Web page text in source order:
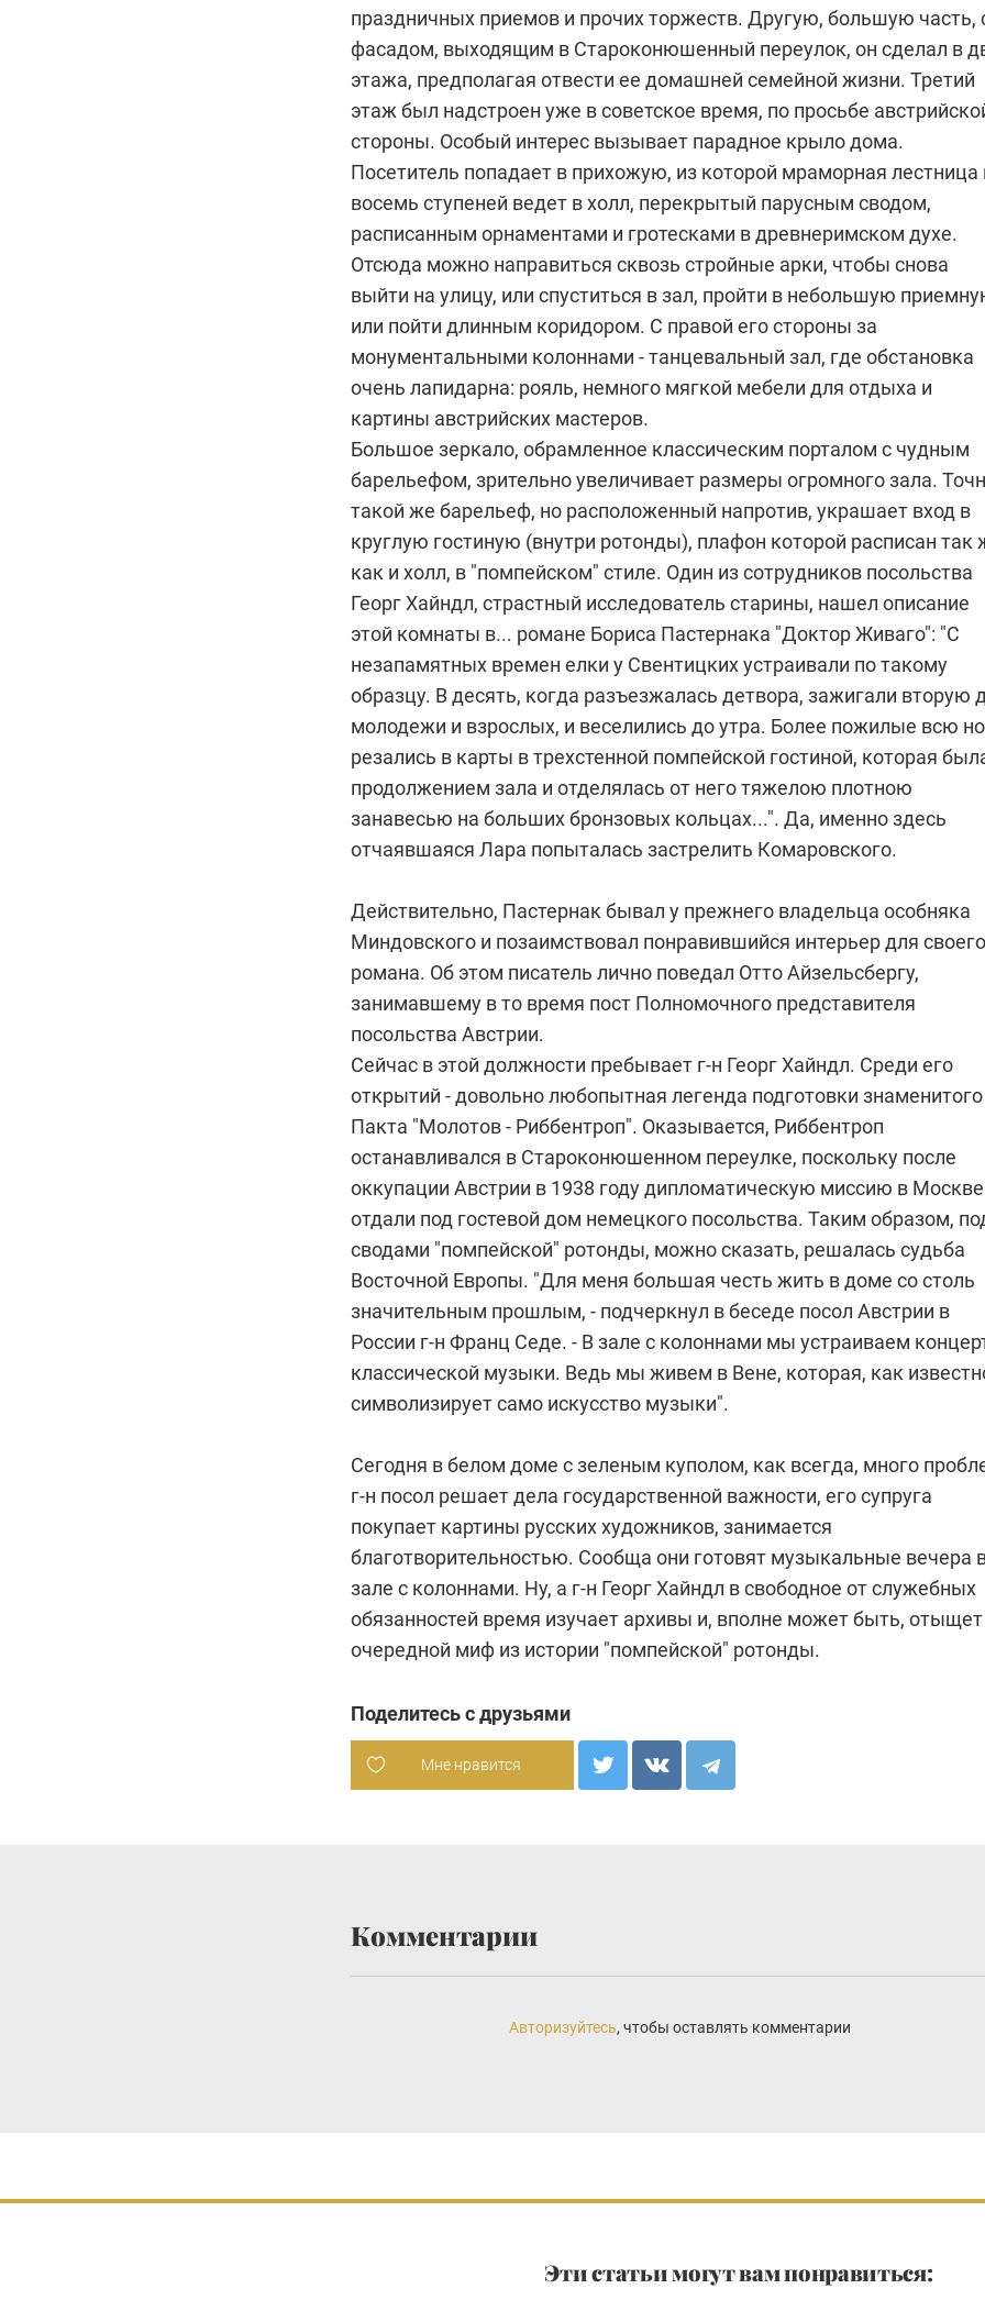
праздничных приемов и прочих торжеств. Другую, большую часть,
фасадом, выходящим в Староконюшенный переулок, он сделал в
этажа, предполагая отвести ее домашней семейной жизни. Третий
этаж был надстроен уже в советское время, по просьбе
стороны. Особый интерес вызывает парадное крыло дома.
Посетитель попадает в прихожую, из которой мраморная лестница
восемь ступеней ведет в холл, перекрытый парусным сводом,
расписанным орнаментами и гротесками в древнеримском духе.
Отсюда можно направиться сквозь стройные арки, чтобы снова
выйти на улицу, или спуститься в зал, пройти в небольшую
или пойти длинным коридором. С правой его стороны за
монументальными колоннами - танцевальный зал, где обстановка
очень лапидарна: рояль, немного мягкой мебели для отдыха и
картины австрийских мастеров.
Большое зеркало, обрамленное классическим порталом с чудным
барельефом, зрительно увеличивает размеры огромного зала.
такой же барельеф, но расположенный напротив, украшает вход в
круглую гостиную (внутри ротонды), плафон которой расписан так
как и холл, в "помпейском" стиле. Один из сотрудников посольства
Георг Хайндл, страстный исследователь старины, нашел описание
этой комнаты в... романе Бориса Пастернака "Доктор Живаго": "С
незапамятных времен елки у Свентицких устраивали по такому
образцу. В десять, когда разъезжалась детвора, зажигали вторую
молодежи и взрослых, и веселились до утра. Более пожилые всю
резались в карты в трехстенной помпейской гостиной, которая
продолжением зала и отделялась от него тяжелою плотною
занавесью на больших бронзовых кольцах...". Да, именно здесь
отчаявшаяся Лара попыталась застрелить Комаровского.
Действительно, Пастернак бывал у прежнего владельца особняка
Миндовского и позаимствовал понравившийся интерьер для своего
романа. Об этом писатель лично поведал Отто Айзельсбергу,
занимавшему в то время пост Полномочного представителя
посольства Австрии.
Сейчас в этой должности пребывает г-н Георг Хайндл. Среди его
открытий - довольно любопытная легенда подготовки знаменитого
Пакта "Молотов - Риббентроп". Оказывается, Риббентроп
останавливался в Староконюшенном переулке, поскольку после
оккупации Австрии в 1938 году дипломатическую миссию в Москве
отдали под гостевой дом немецкого посольства. Таким образом,
сводами "помпейской" ротонды, можно сказать, решалась судьба
Восточной Европы. "Для меня большая честь жить в доме со столь
значительным прошлым, - подчеркнул в беседе посол Австрии в
России г-н Франц Седе. - В зале с колоннами мы устраиваем
классической музыки. Ведь мы живем в Вене, которая, как
символизирует само искусство музыки".
Сегодня в белом доме с зеленым куполом, как всегда, много
г-н посол решает дела государственной важности, его супруга
покупает картины русских художников, занимается
благотворительностью. Сообща они готовят музыкальные вечера
зале с колоннами. Ну, а г-н Георг Хайндл в свободное от служебных
обязанностей время изучает архивы и, вполне может быть, отыщет
очередной миф из истории "помпейской" ротонды.
Поделитесь с друзьями
Мне нравится
Комментарии
Авторизуйтесь, чтобы оставлять комментарии
Эти статьи могут вам понравиться: